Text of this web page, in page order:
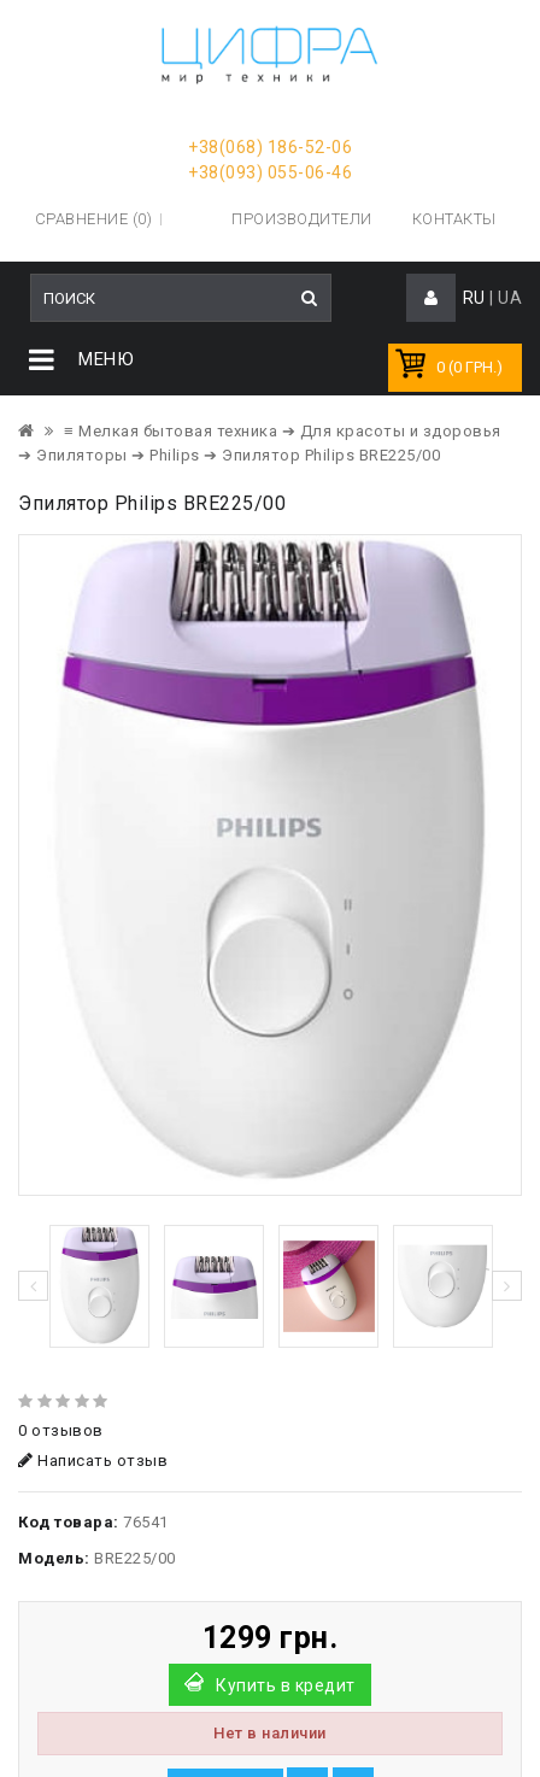
+38(068) 186-52-06
+38(093) 055-06-46
СРАВНЕНИЕ (0) ПРОИЗВОДИТЕЛИ КОНТАКТЫ
RU UA
0 (0 ГРН.)
МЕНЮ
≡ Мелкая бытовая техника ➔ Для красоты и здоровья
➔ Эпиляторы ➔ Philips ➔ Эпилятор Philips BRE225/00
Эпилятор Philips BRE225/00
0 отзывов
Написать отзыв
Код товара: 76541
Модель: BRE225/00
1299 грн.
Купить в кредит
Нет в наличии